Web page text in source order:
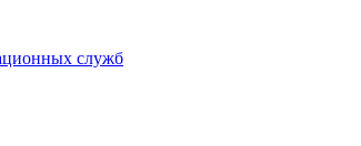
служб